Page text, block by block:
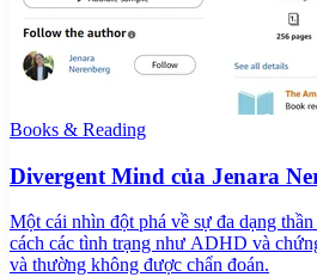
Books & Reading
Divergent Mind của Jenara
Một cái nhìn đột phá về sự đa dạng
cách các tình trạng như ADHD và
và thường không được chẩn đoán.